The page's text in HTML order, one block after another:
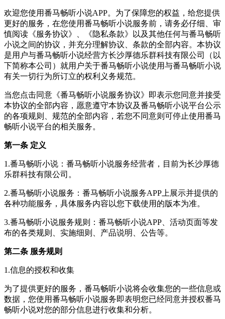
欢迎您使用番马畅听小说APP。为了保障您的权益，给您提供
更好的服务，在您使用番马畅听小说服务前，请务必仔细、审
慎阅读《服务协议》、《隐私条款》以及其他任何与番马畅听
小说之间的协议，并充分理解协议、条款的全部内容。本协议
是用户与番马畅听小说经营方长沙厚德乐群科技有限公司（以
下简称本公司）就用户关于番马畅听小说使用与番马畅听小说
有关一切行为所订立的权利义务规范。
当您点击同意《番马畅听小说服务协议》即表示您同意并接受
本协议的全部内容，愿意遵守本协议及番马畅听小说平台公示
的各项规则、规范的全部内容，若您不同意则可停止使用番马
畅听小说平台的相关服务。
第一条 定义
1.番马畅听小说：番马畅听小说服务经营者，目前为长沙厚德
乐群科技有限公司。
2.番马畅听小说服务：番马畅听小说服务APP上展示并提供的
各种功能服务，具体服务内容以您下载使用的版本为准。
3.番马畅听小说服务规则：番马畅听小说APP、活动页面等发
布的各类规则、实施细则、产品说明、公告等。
第二条 服务规则
1.信息的授权和收集
为了提供更好的服务，番马畅听小说将会收集您的一些信息或
数据，您使用番马畅听小说服务即表明您已经同意并授权番马
畅听小说对您的部分信息进行收集和分析。